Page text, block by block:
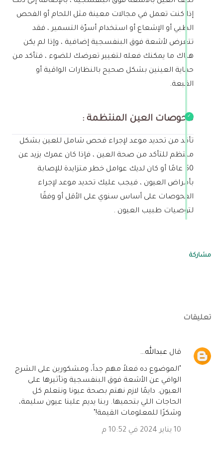
إذا كنت تعمل في مجالات معينة مثل اللحام أو الفحص
الطبي أو الإشعاع أو استخدام أسرّة التسمير ، فقد
تتعرض لأشعة فوق البنفسجية إضافية ، وإذا لم يكن
هناك ما يمكنك فعله لتغيير تعرضك للضوء ، فتأكد من
حماية العينين بشكل صحيح بالنظارات الواقية أو
القبعة.
فحوصات العين المنتظمة :
تأكد من تحديد موعد لإجراء فحص شامل للعين بشكل
منتظم للتأكد من صحة العين ، فإذا كان عمرك يزيد عن
50 عامًا أو كان لديك عوامل خطر متزايدة للإصابة
بأمراض العيون ، فيجب عليك تحديد موعد لإجراء
الفحوصات على أساس سنوي على الأقل أو وفقًا
لتوصيات طبيب العيون .
مشاركة
تعليقات
‏قال عبدالله…
"الموضوع ده فعلاً مهم جداً، ومشكورين على الشرح
الوافي عن الأشعة فوق البنفسجية وتأثيرها على
العيون. دايمًا لازم نهتم بصحة عيونا ونتعلم كل
الحاجات اللي بتحميها. ربنا يديم علينا عيون سليمة،
وشكرًا للمعلومات القيمة!"
10 يناير 2024 في 10:52 م